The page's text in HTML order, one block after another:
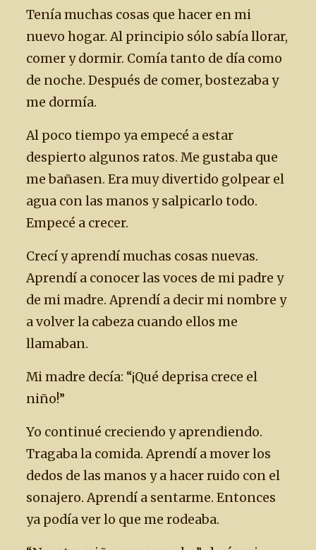
Tenía muchas cosas que hacer en mi
nuevo hogar. Al principio sólo sabía llorar,
comer y dormir. Comía tanto de día como
de noche. Después de comer, bostezaba y
me dormía.
Al poco tiempo ya empecé a estar
despierto algunos ratos. Me gustaba que
me bañasen. Era muy divertido golpear el
agua con las manos y salpicarlo todo.
Empecé a crecer.
Crecí y aprendí muchas cosas nuevas.
Aprendí a conocer las voces de mi padre y
de mi madre. Aprendí a decir mi nombre y
a volver la cabeza cuando ellos me
llamaban.
Mi madre decía: “¡Qué deprisa crece el
niño!”
Yo continué creciendo y aprendiendo.
Tragaba la comida. Aprendí a mover los
dedos de las manos y a hacer ruido con el
sonajero. Aprendí a sentarme. Entonces
ya podía ver lo que me rodeaba.